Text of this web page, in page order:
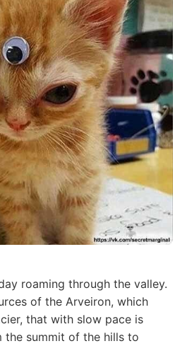
roaming through the valley.
of the Arveiron, which
that with slow pace is
the summit of the hills to